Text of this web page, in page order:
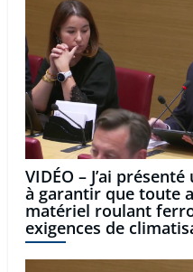
VIDÉO – J’ai
à garantir que toute
matériel roulant
exigences de